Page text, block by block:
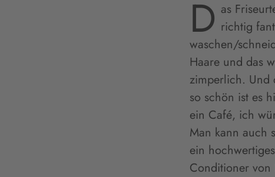
D as
richtig
waschen/
Haare und das
zimperlich. Und
so schön ist es
ein Café, ich
Man kann auch
ein
Conditioner von